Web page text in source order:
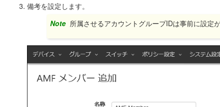
備考を設定します。
Note 所属させるアカウントグループIDは事前に設定